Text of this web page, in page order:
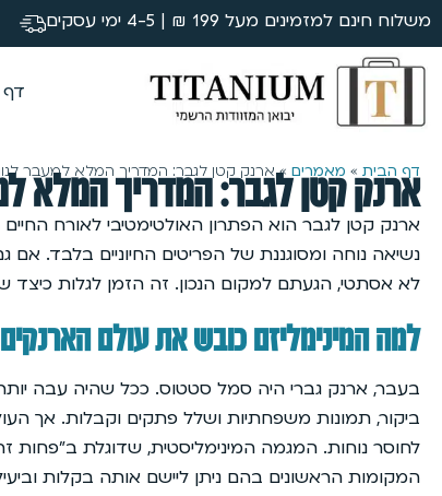
משלוח חינם למזמינים מעל 199 ₪ | 4-5 ימי עסקים
דף הבית » מאמרים »ארנק קטן לגבר: המדריך המלא למעבר
ארנק קטן לגבר: המדריך המלא
ארנק קטן לגבר הוא הפתרון האולטימטיבי לאורח
נשיאה נוחה ומסוגננת של הפריטים החיוניים בלבד.
לא אסתטי, הגעתם למקום הנכון. זה הזמן לגלות כיצד
למה המינימליזם כובש את עולם
בעבר, ארנק גברי היה סמל סטטוס. ככל שהיה עבה
ביקור, תמונות משפחתיות ושלל פתקים וקבלות. אך
לחוסר נוחות. המגמה המינימליסטית, שדוגלת ב”פחות
המקומות הראשונים בהם ניתן ליישם אותה בקלות